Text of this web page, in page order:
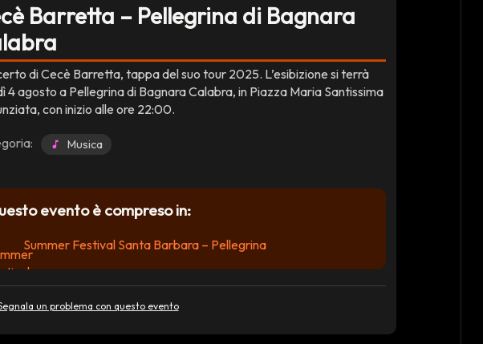
Barretta – Pellegrina di Bagnara
di Cecè Barretta, tappa del suo tour 2025. L’esibizione si terrà
4 agosto a Pellegrina di Bagnara Calabra, in Piazza Maria Santissima
con inizio alle ore 22:00.
Musica
evento è compreso in:
Summer Festival Santa Barbara – Pellegrina
un problema con questo evento